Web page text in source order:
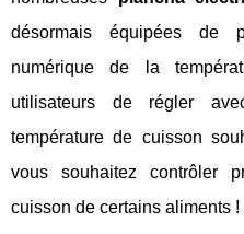
désormais équipées de
numérique de la
utilisateurs de régler
température de cuisson
vous souhaitez contrôler
cuisson de certains aliments !